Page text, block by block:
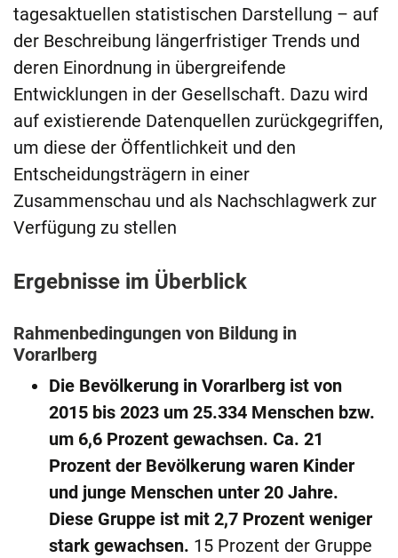
tagesaktuellen statistischen Darstellung – auf
der Beschreibung längerfristiger Trends und
deren Einordnung in übergreifende
Entwicklungen in der Gesellschaft. Dazu wird
auf existierende Datenquellen zurückgegriffen,
um diese der Öffentlichkeit und den
Entscheidungsträgern in einer
Zusammenschau und als Nachschlagwerk zur
Verfügung zu stellen
Ergebnisse im Überblick
Rahmenbedingungen von Bildung in
Vorarlberg
Die Bevölkerung in Vorarlberg ist von
2015 bis 2023 um 25.334 Menschen bzw.
um 6,6 Prozent gewachsen. Ca. 21
Prozent der Bevölkerung waren Kinder
und junge Menschen unter 20 Jahre.
Diese Gruppe ist mit 2,7 Prozent weniger
stark gewachsen. 15 Prozent der Gruppe